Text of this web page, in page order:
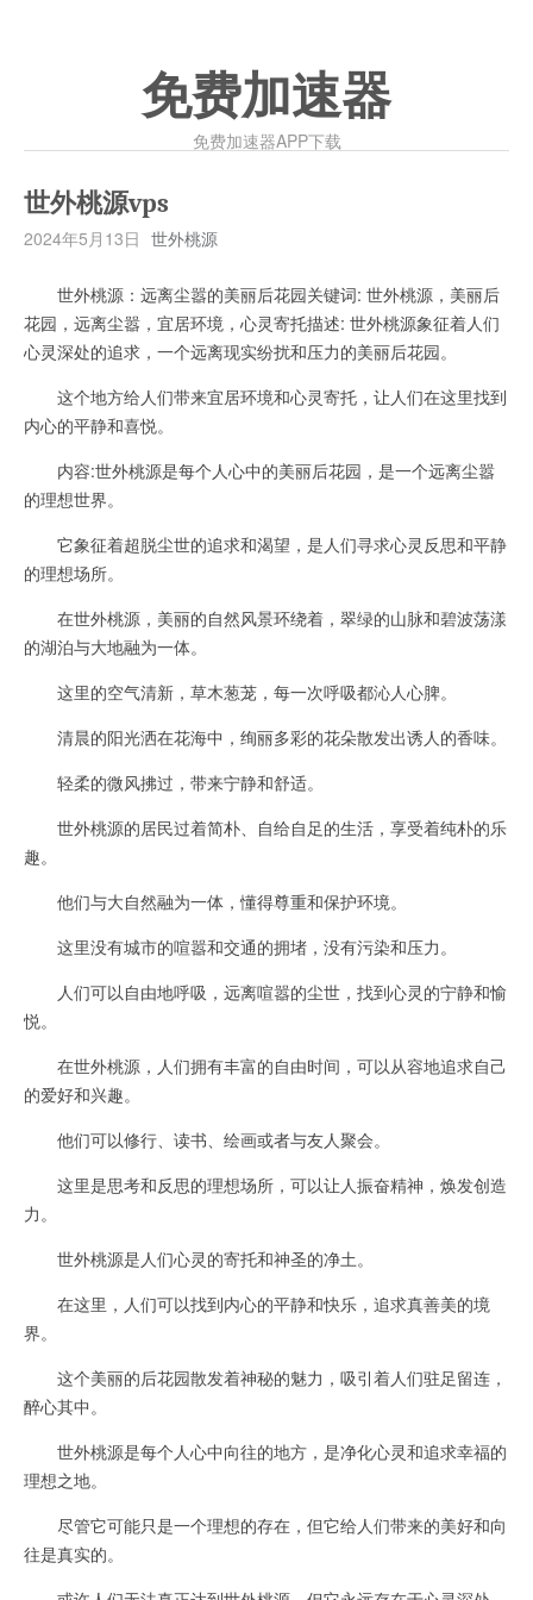
免费加速器
免费加速器APP下载
世外桃源vps
2024年5月13日 世外桃源
世外桃源：远离尘嚣的美丽后花园关键词: 世外桃源，美丽后
花园，远离尘嚣，宜居环境，心灵寄托描述: 世外桃源象征着人们
心灵深处的追求，一个远离现实纷扰和压力的美丽后花园。
这个地方给人们带来宜居环境和心灵寄托，让人们在这里找到
内心的平静和喜悦。
内容:世外桃源是每个人心中的美丽后花园，是一个远离尘嚣
的理想世界。
它象征着超脱尘世的追求和渴望，是人们寻求心灵反思和平静
的理想场所。
在世外桃源，美丽的自然风景环绕着，翠绿的山脉和碧波荡漾
的湖泊与大地融为一体。
这里的空气清新，草木葱茏，每一次呼吸都沁人心脾。
清晨的阳光洒在花海中，绚丽多彩的花朵散发出诱人的香味。
轻柔的微风拂过，带来宁静和舒适。
世外桃源的居民过着简朴、自给自足的生活，享受着纯朴的乐
趣。
他们与大自然融为一体，懂得尊重和保护环境。
这里没有城市的喧嚣和交通的拥堵，没有污染和压力。
人们可以自由地呼吸，远离喧嚣的尘世，找到心灵的宁静和愉
悦。
在世外桃源，人们拥有丰富的自由时间，可以从容地追求自己
的爱好和兴趣。
他们可以修行、读书、绘画或者与友人聚会。
这里是思考和反思的理想场所，可以让人振奋精神，焕发创造
力。
世外桃源是人们心灵的寄托和神圣的净土。
在这里，人们可以找到内心的平静和快乐，追求真善美的境
界。
这个美丽的后花园散发着神秘的魅力，吸引着人们驻足留连，
醉心其中。
世外桃源是每个人心中向往的地方，是净化心灵和追求幸福的
理想之地。
尽管它可能只是一个理想的存在，但它给人们带来的美好和向
往是真实的。